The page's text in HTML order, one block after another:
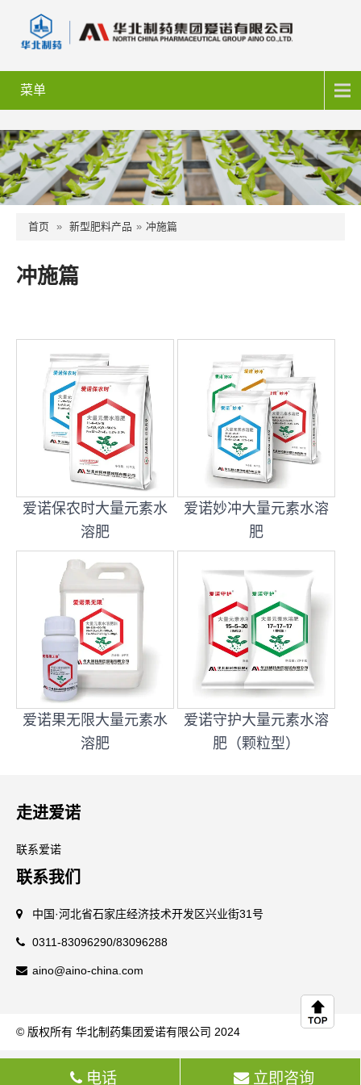
菜单
首页 » 新型肥料产品 » 冲施篇
冲施篇
爱诺保农时大量元素水
溶肥
爱诺妙冲大量元素水溶
肥
爱诺果无限大量元素水
溶肥
爱诺守护大量元素水溶
肥（颗粒型）
走进爱诺
联系爱诺
联系我们
中国·河北省石家庄经济技术开发区兴业街31号
0311-83096290/83096288
aino@aino-china.com
© 版权所有 华北制药集团爱诺有限公司 2024
电话 立即咨询